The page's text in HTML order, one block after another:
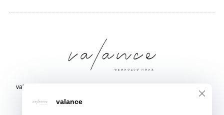
valance 福井｜レディース セレクトショップ｜ファッション通販サイト
福井県鯖江市三六町1丁目1507